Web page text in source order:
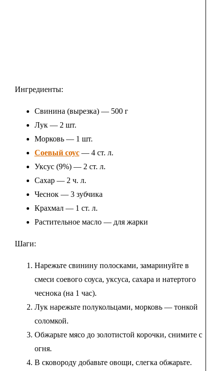
Ингредиенты:
Свинина (вырезка) — 500 г
Лук — 2 шт.
Морковь — 1 шт.
Соевый соус— 4 ст. л.
Уксус (9%) — 2 ст. л.
Сахар — 2 ч. л.
Чеснок — 3 зубчика
Крахмал — 1 ст. л.
Растительное масло — для жарки
Шаги:
Нарежьте свинину полосками, замаринуйте в
смеси соевого соуса, уксуса, сахара и натертого
чеснока (на 1 час).
Лук нарежьте полукольцами, морковь — тонкой
соломкой.
Обжарьте мясо до золотистой корочки, снимите с
огня.
В сковороду добавьте овощи, слегка обжарьте.